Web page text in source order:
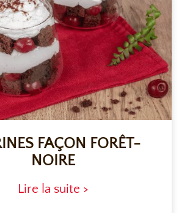
FAÇON FORÊT-
NOIRE
Lire la suite >